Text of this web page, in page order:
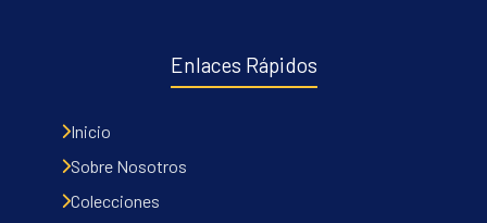
Enlaces Rápidos
Inicio
Sobre Nosotros
Colecciones